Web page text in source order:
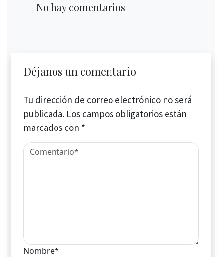
No hay comentarios
Déjanos un comentario
Tu dirección de correo electrónico no será
publicada. Los campos obligatorios están
marcados con *
Nombre*